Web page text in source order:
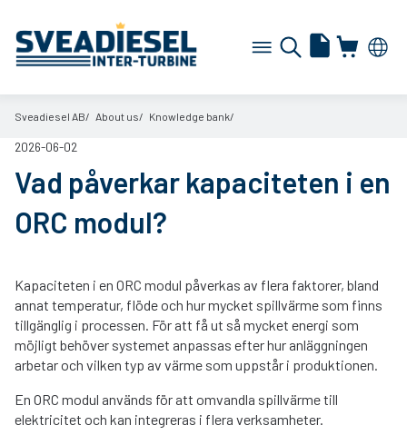
Sveadiesel AB About us Knowledge bank
2026-06-02
Vad påverkar kapaciteten i en
ORC modul?
Kapaciteten i en ORC modul påverkas av flera faktorer, bland
annat temperatur, flöde och hur mycket spillvärme som finns
tillgänglig i processen. För att få ut så mycket energi som
möjligt behöver systemet anpassas efter hur anläggningen
arbetar och vilken typ av värme som uppstår i produktionen.
En ORC modul används för att omvandla spillvärme till
elektricitet och kan integreras i flera verksamheter.